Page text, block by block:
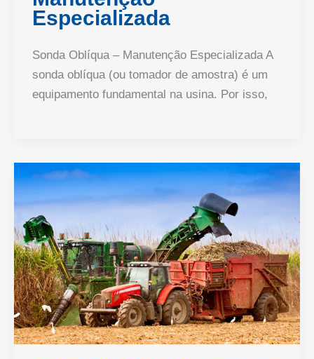
Especializada
Sonda Oblíqua – Manutenção Especializada A
sonda oblíqua (ou tomador de amostra) é um
equipamento fundamental na usina. Por isso,